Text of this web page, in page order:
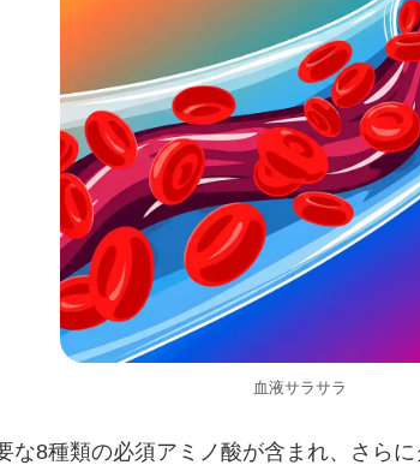
血液サラサラ
な8種類の必須アミノ酸が含まれ、さら